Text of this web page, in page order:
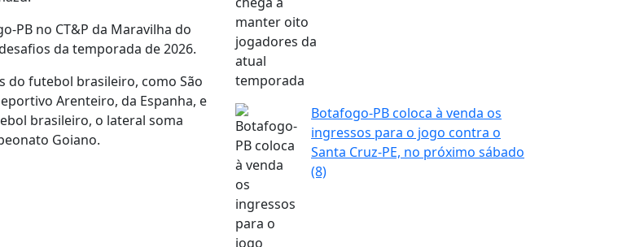
PB no CT&P da Maravilha do
da temporada de 2026.
do futebol brasileiro, como São
Arenteiro, da Espanha, e
brasileiro, o lateral soma
Goiano.
Botafogo-PB coloca à venda os
ingressos para o jogo contra o
Santa Cruz-PE, no próximo sábado
(8)